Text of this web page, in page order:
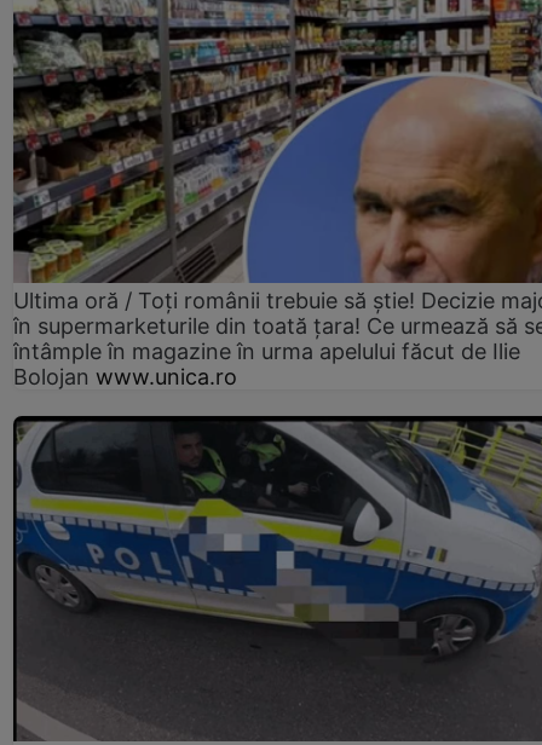
Ultima oră / Toți românii trebuie să știe! Decizie
în supermarketurile din toată țara! Ce urmează să
întâmple în magazine în urma apelului făcut de Ilie
Bolojan www.unica.ro